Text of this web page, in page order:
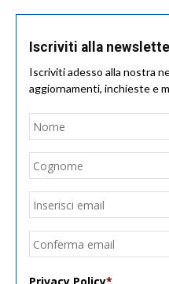
Iscriviti alla
Iscriviti adesso alla nostra
aggiornamenti, inchieste e
Nome
Email